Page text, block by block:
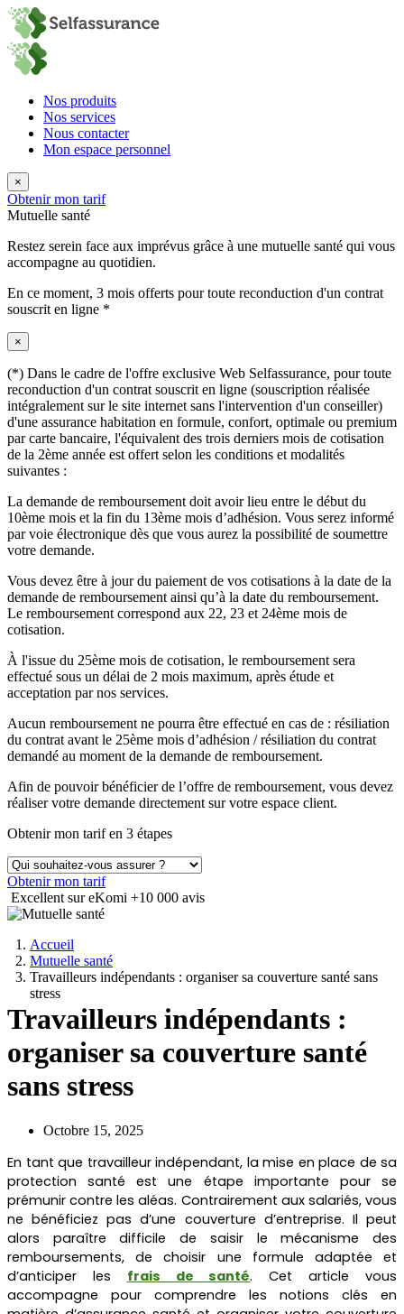
Nos produits
Nos services
Nous contacter
Mon espace personnel
×
Obtenir mon tarif
Mutuelle santé
Restez serein face aux imprévus grâce à une mutuelle santé qui vous
accompagne au quotidien.
En ce moment, 3 mois offerts pour toute reconduction d'un contrat
souscrit en ligne *
×
(*) Dans le cadre de l'offre exclusive Web Selfassurance, pour toute
reconduction d'un contrat souscrit en ligne (souscription réalisée
intégralement sur le site internet sans l'intervention d'un conseiller)
d'une assurance habitation en formule, confort, optimale ou premium
par carte bancaire, l'équivalent des trois derniers mois de cotisation
de la 2ème année est offert selon les conditions et modalités
suivantes :
La demande de remboursement doit avoir lieu entre le début du
10ème mois et la fin du 13ème mois d’adhésion. Vous serez informé
par voie électronique dès que vous aurez la possibilité de soumettre
votre demande.
Vous devez être à jour du paiement de vos cotisations à la date de la
demande de remboursement ainsi qu’à la date du remboursement.
Le remboursement correspond aux 22, 23 et 24ème mois de
cotisation.
À l'issue du 25ème mois de cotisation, le remboursement sera
effectué sous un délai de 2 mois maximum, après étude et
acceptation par nos services.
Aucun remboursement ne pourra être effectué en cas de : résiliation
du contrat avant le 25ème mois d’adhésion / résiliation du contrat
demandé au moment de la demande de remboursement.
Afin de pouvoir bénéficier de l’offre de remboursement, vous devez
réaliser votre demande directement sur votre espace client.
Obtenir mon tarif en 3 étapes
Obtenir mon tarif
Excellent sur eKomi +10 000 avis
Accueil
Mutuelle santé
Travailleurs indépendants : organiser sa couverture santé sans
stress
Travailleurs indépendants :
organiser sa couverture santé
sans stress
Octobre 15, 2025
En tant que travailleur indépendant, la mise en place de sa
protection santé est une étape importante pour se
prémunir contre les aléas. Contrairement aux salariés, vous
ne bénéficiez pas d’une couverture d’entreprise. Il peut
alors paraître difficile de saisir le mécanisme des
remboursements, de choisir une formule adaptée et
d’anticiper les frais de santé. Cet article vous
accompagne pour comprendre les notions clés en